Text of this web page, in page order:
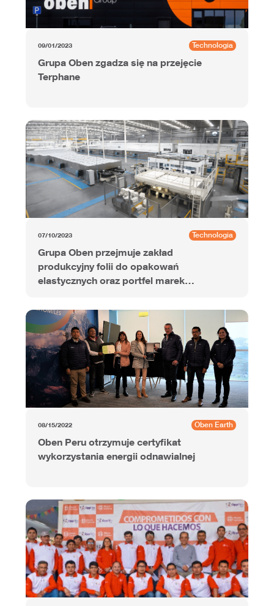
09/01/2023 Technologia
Grupa Oben zgadza się na przejęcie
Terphane
07/10/2023 Technologia
Grupa Oben przejmuje zakład
produkcyjny folii do opakowań
elastycznych oraz portfel marek
Meksyku
08/15/2022 Oben Earth
Oben Peru otrzymuje certyfikat
wykorzystania energii odnawialnej